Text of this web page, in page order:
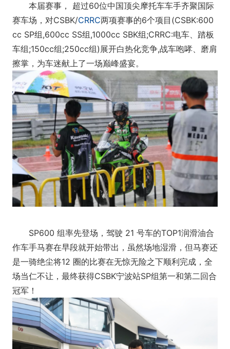
本届赛事， 超过60位中国顶尖摩托车车手齐聚国际
赛车场，对CSBK/CRRC两项赛事的6个项目(CSBK:600
cc SP组,600cc SS组,1000cc SBK组;CRRC:电车、踏板
车组;150cc组;250cc组)展开白热化竞争,战车咆哮、磨肩
擦掌，为车迷献上了一场巅峰盛宴。
SP600 组率先登场，驾驶 21 号车的TOP1润滑油合
作车手马赛在早段就开始带出，虽然场地湿滑，但马赛还
是一骑绝尘将12 圈的比赛在无惊无险之下顺利完成，全
场当仁不让，最终获得CSBK宁波站SP组第一和第二回合
冠军！